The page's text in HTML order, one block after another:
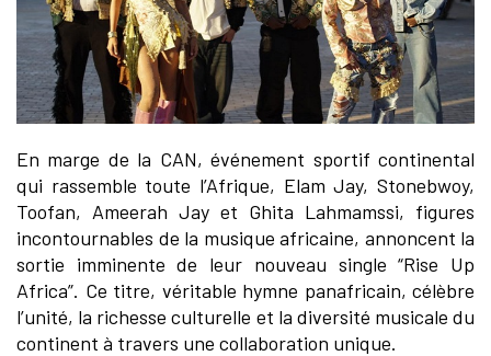
En marge de la CAN, événement sportif continental
qui rassemble toute l’Afrique, Elam Jay, Stonebwoy,
Toofan, Ameerah Jay et Ghita Lahmamssi, figures
incontournables de la musique africaine, annoncent la
sortie imminente de leur nouveau single “Rise Up
Africa”. Ce titre, véritable hymne panafricain, célèbre
l’unité, la richesse culturelle et la diversité musicale du
continent à travers une collaboration unique.